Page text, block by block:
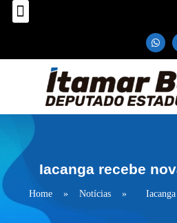
Iacanga recebe
Home » Notícias »